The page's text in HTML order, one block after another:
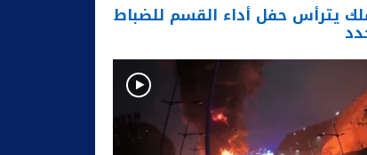
يترأس حفل أداء القسم للضباط